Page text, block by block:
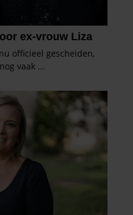
en analyse. Deze
combineren met andere
of die ze hebben
van hun services. U
als u onze website blijft